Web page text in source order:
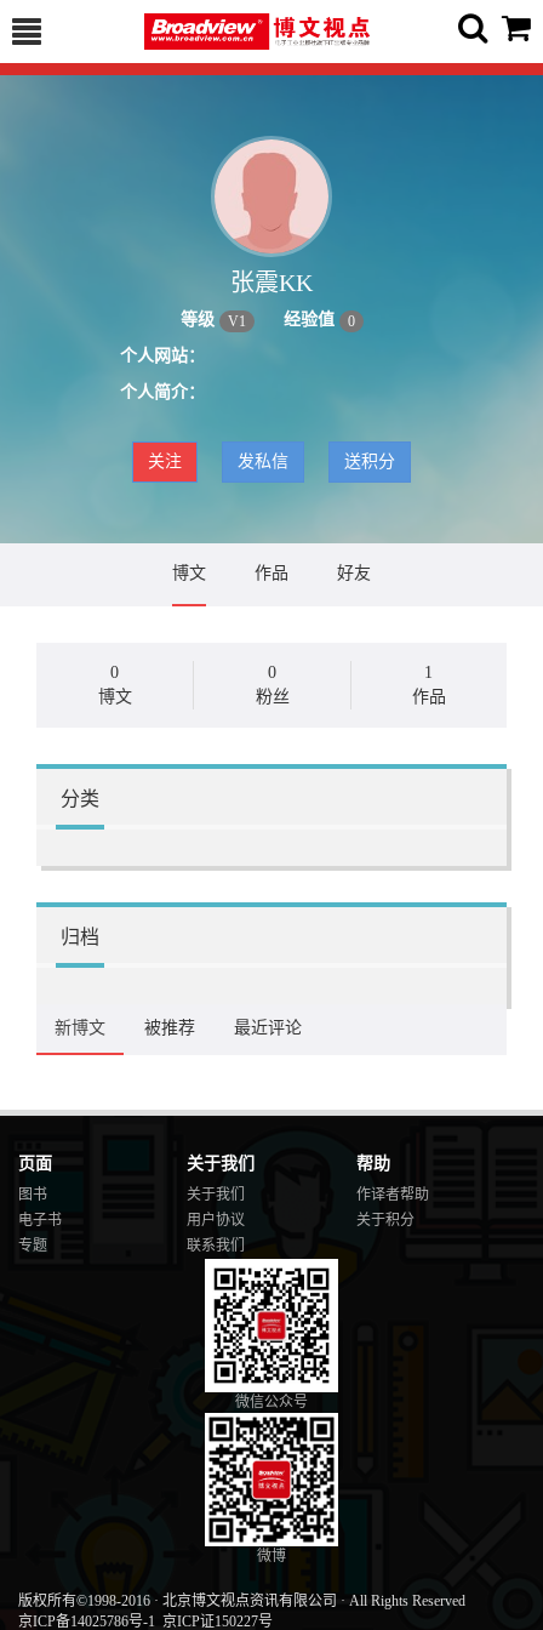
张震KK
等级 V1 经验值 0
个人网站：
个人简介：
关注 发私信 送积分
博文 作品 好友
0
博文
0
粉丝
1
作品
分类
归档
新博文 被推荐 最近评论
页面
图书
电子书
专题
关于我们
关于我们
用户协议
联系我们
帮助
作译者帮助
关于积分
微信公众号
微博
版权所有©1998-2016 · 北京博文视点资讯有限公司 · All Rights Reserved
京ICP备14025786号-1 京ICP证150227号